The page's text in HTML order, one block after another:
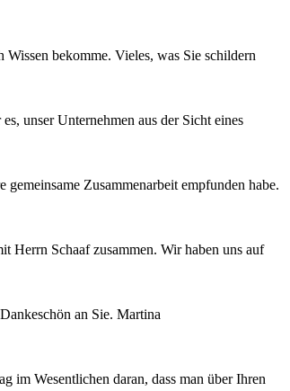
bekomme. Vieles, was Sie schildern
unser Unternehmen aus der Sicht eines
Zusammenarbeit empfunden habe.
Herrn Schaaf zusammen. Wir haben uns auf
an Sie. Martina
im Wesentlichen daran, dass man über Ihren